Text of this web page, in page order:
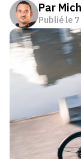
Par
Publié le